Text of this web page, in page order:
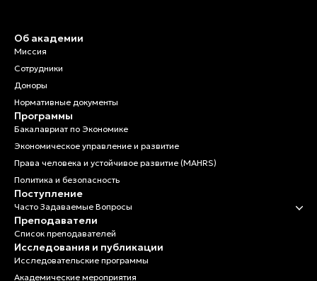
Об академии
Миссия
Сотрудники
Доноры
Нормативные документы
Программы
Бакалавриат по Экономике
Экономическое управление и развитие
Права человека и устойчивое развитие (MAHRS)
Политика и безопасность
Поступление
Часто Задаваемые Вопросы
Преподаватели
Список преподавателей
Исследования и публикации
Исследовательские программы
Академические мероприятия